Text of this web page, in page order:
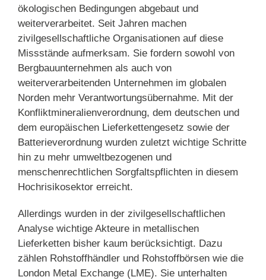
ökologischen Bedingungen abgebaut und
weiterverarbeitet. Seit Jahren machen
zivilgesellschaftliche Organisationen auf diese
Missstände aufmerksam. Sie fordern sowohl von
Bergbauunternehmen als auch von
weiterverarbeitenden Unternehmen im globalen
Norden mehr Verantwortungsübernahme. Mit der
Konfliktmineralienverordnung, dem deutschen und
dem europäischen Lieferkettengesetz sowie der
Batterieverordnung wurden zuletzt wichtige Schritte
hin zu mehr umweltbezogenen und
menschenrechtlichen Sorgfaltspflichten in diesem
Hochrisikosektor erreicht.
Allerdings wurden in der zivilgesellschaftlichen
Analyse wichtige Akteure in metallischen
Lieferketten bisher kaum berücksichtigt. Dazu
zählen Rohstoffhändler und Rohstoffbörsen wie die
London Metal Exchange (LME). Sie unterhalten